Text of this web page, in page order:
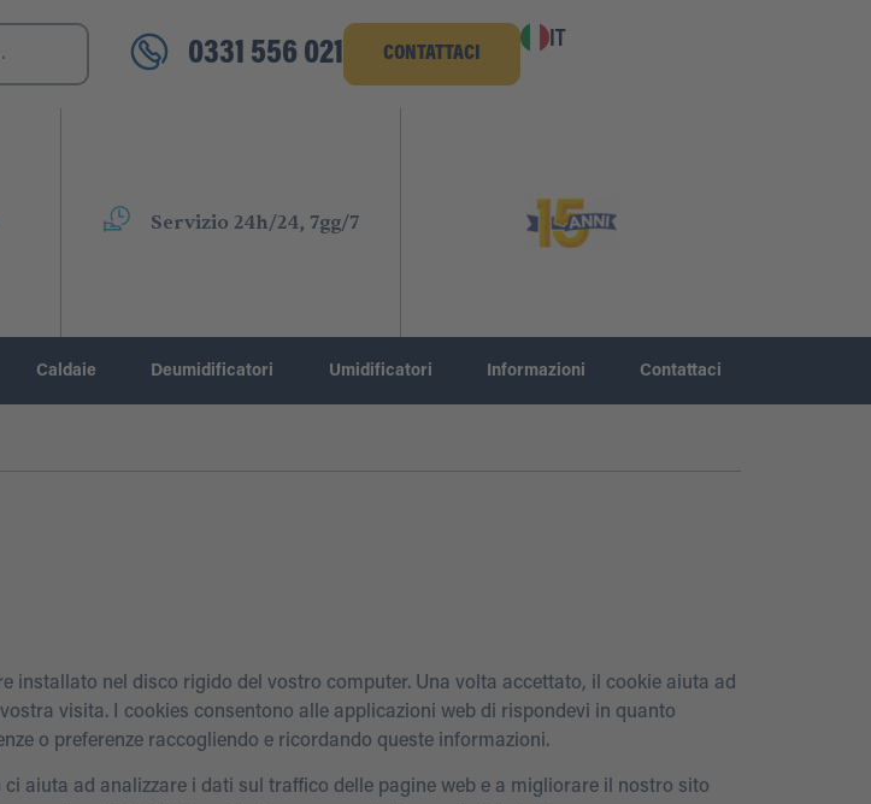
0331 556 021 CONTATTACI
IT
Servizio 24h/24, 7gg/7
Caldaie Deumidificatori Umidificatori Informazioni Contattaci
installato nel disco rigido del vostro computer. Una volta accettato, il cookie aiuta ad
visita. I cookies consentono alle applicazioni web di rispondevi in quanto
o preferenze raccogliendo e ricordando queste informazioni.
aiuta ad analizzare i dati sul traffico delle pagine web e a migliorare il nostro sito